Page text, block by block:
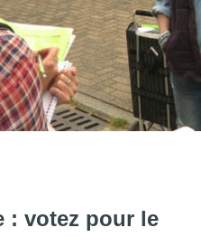
: votez pour le